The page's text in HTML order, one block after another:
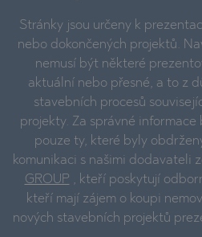
Stránky jsou určeny k
nebo dokončených projektů.
nemusí být některé
aktuální nebo přesné, a to z
stavebních procesů
projekty. Za správné
pouze ty, které byly
komunikaci s našimi dodavateli
GROUP , kteří poskytují
kteří mají zájem o koupi
nových stavebních projektů